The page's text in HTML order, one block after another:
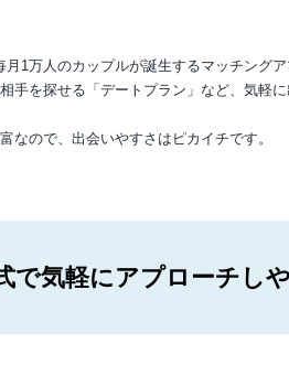
1万人のカップルが誕生するマッチング
手を探せる「デートプラン」など、気軽
なので、出会いやすさはピカイチです。
で気軽にアプローチし